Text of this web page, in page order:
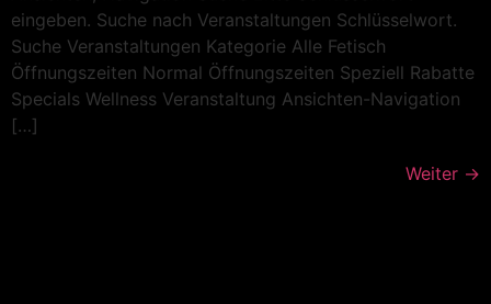
eingeben. Suche nach Veranstaltungen Schlüsselwort.
Suche Veranstaltungen Kategorie Alle Fetisch
Öffnungszeiten Normal Öffnungszeiten Speziell Rabatte
Specials Wellness Veranstaltung Ansichten-Navigation
[…]
Weiter →